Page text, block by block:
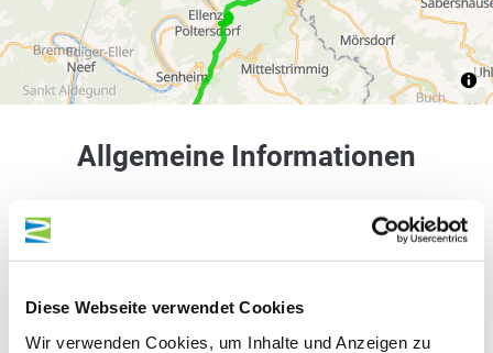
Diese Webseite verwendet Cookies
Wir verwenden Cookies, um Inhalte und Anzeigen zu
0 km 10 km
0 m
200 m